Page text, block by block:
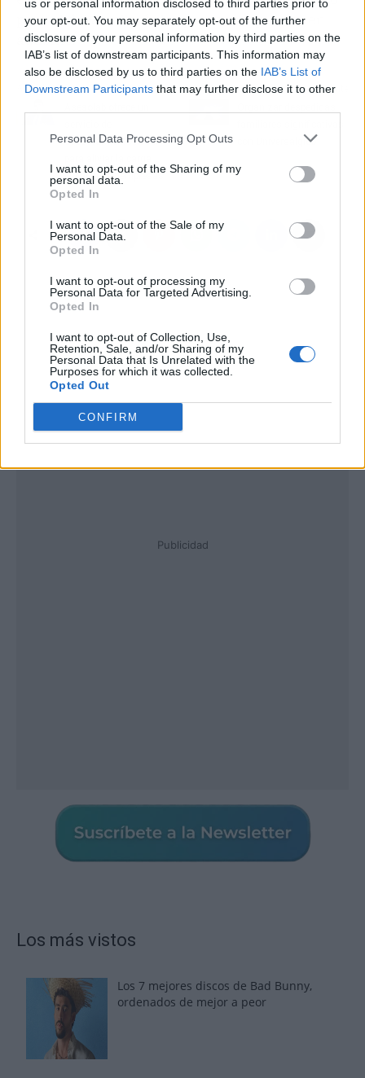
us or personal information disclosed to third parties prior to
your opt-out. You may separately opt-out of the further
disclosure of your personal information by third parties on the
IAB’s list of downstream participants. This information may
also be disclosed by us to third parties on the IAB’s List of
Downstream Participants that may further disclose it to other
Personal Data Processing Opt Outs
I want to opt-out of the Sharing of my
personal data.
Opted In
I want to opt-out of the Sale of my
Personal Data.
Opted In
I want to opt-out of processing my
Personal Data for Targeted Advertising.
Opted In
I want to opt-out of Collection, Use,
Retention, Sale, and/or Sharing of my
Personal Data that Is Unrelated with the
Purposes for which it was collected.
Opted Out
CONFIRM
para el desarrollo de las personas que tienen
autismo.
Artículo anterior
asesoramiento fiscal
fiscal de las empresas
Artículo siguiente
con Universalglob
Publicidad
Los más vistos
Los 7 mejores discos de Bad Bunny,
ordenados de mejor a peor